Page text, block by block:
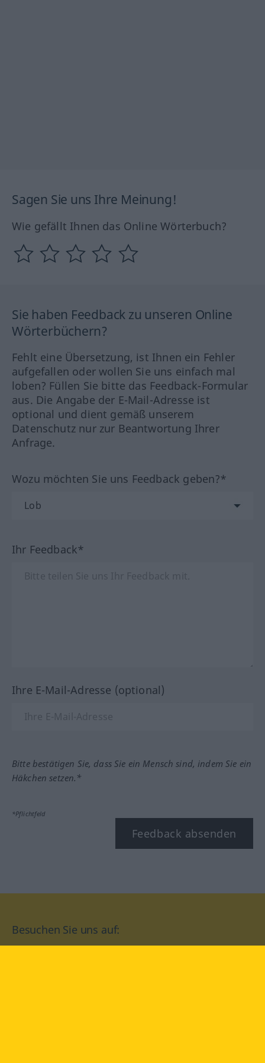
Sagen Sie uns Ihre Meinung!
Wie gefällt Ihnen das Online Wörterbuch?
Sie haben Feedback zu unseren Online
Wörterbüchern?
Fehlt eine Übersetzung, ist Ihnen ein Fehler
aufgefallen oder wollen Sie uns einfach mal
loben? Füllen Sie bitte das Feedback-Formular
aus. Die Angabe der E-Mail-Adresse ist
optional und dient gemäß unserem
Datenschutz nur zur Beantwortung Ihrer
Anfrage.
Wozu möchten Sie uns Feedback geben?*
Ihr Feedback*
Ihre E-Mail-Adresse (optional)
Bitte bestätigen Sie, dass Sie ein Mensch sind, indem Sie ein
Häkchen setzen.*
*Pflichtfeld
Feedback absenden
Besuchen Sie uns auf: